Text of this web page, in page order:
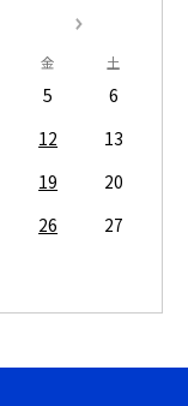
金 土
5
6
12
13
19
20
26
27